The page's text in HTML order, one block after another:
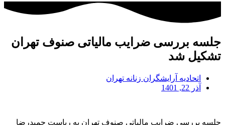
جلسه بررسی ضرایب مالیاتی صنوف تهران
تشکیل شد
اتحادیه آرایشگران زنانه تهران
آذر 22, 1401
جلسه بررسي ضرايب مالياتي صنوف تهران به رياست حميدرضا